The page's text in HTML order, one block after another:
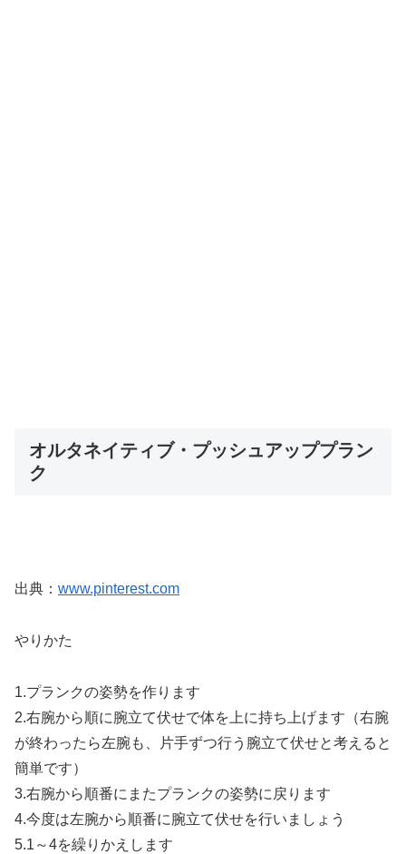
オルタネイティブ・プッシュアッププラン
ク
出典： www.pinterest.com
やりかた
1.プランクの姿勢を作ります
2.右腕から順に腕立て伏せで体を上に持ち上げます（右腕
が終わったら左腕も、片手ずつ行う腕立て伏せと考えると
簡単です）
3.右腕から順番にまたプランクの姿勢に戻ります
4.今度は左腕から順番に腕立て伏せを行いましょう
5.1～4を繰りかえします